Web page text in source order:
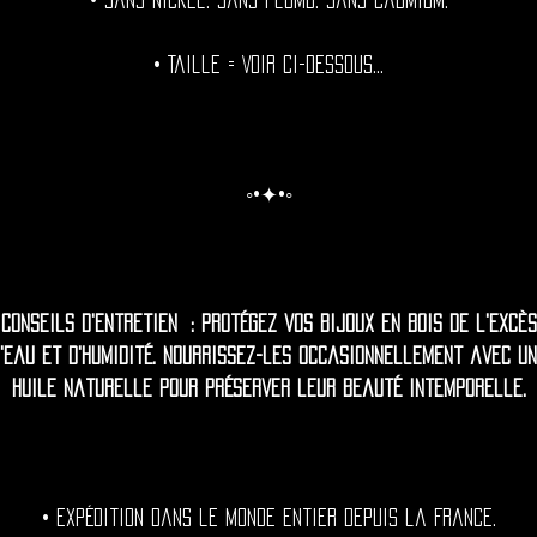
• Taille = Voir ci-dessous...
◦•✦•◦
Conseils d'entretien : Protégez vos bijoux en bois de l'excès
et d'humidité. Nourrissez-les occasionnellement avec
huile naturelle pour préserver leur beauté intemporelle.
• Expédition dans le monde entier depuis la France.